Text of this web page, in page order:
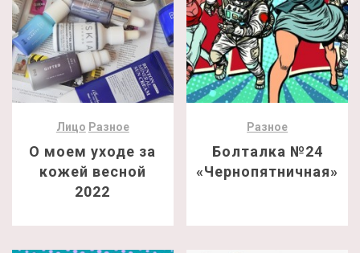
Лицо Разное
О моем уходе за
кожей весной
2022
Разное
Болталка №24
«Чернопятничная»